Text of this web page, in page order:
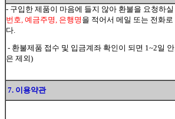
- 구입한 제품이 마음에 들지 않아 환불을 요청하
번호, 예금주명, 은행명 을 적어서 메일 또는 전화
다.
- 환불제품 접수 및 입금계좌 확인이 되면 1~2일
은 제외)
7. 이용약관